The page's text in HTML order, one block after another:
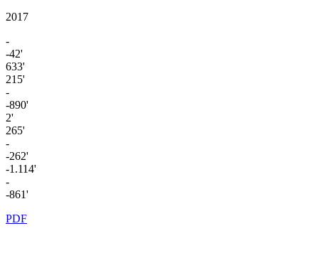
2017
-
-42'
633'
215'
-
-890'
2'
265'
-
-262'
-1.114'
-
-861'
PDF